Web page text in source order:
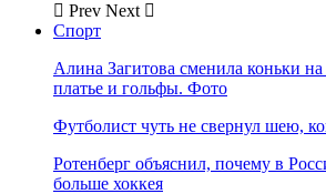
Prev Next
Спорт
Алина Загитова сменила коньки
платье и гольфы. Фото
Футболист чуть не свернул шею,
Ротенберг объяснил, почему в
больше хоккея